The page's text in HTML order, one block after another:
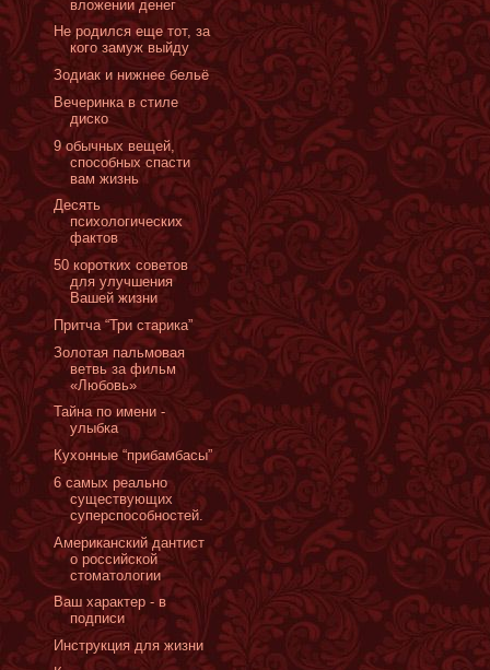
вложении денег
Не родился еще тот, за
кого замуж выйду
Зодиак и нижнее бельё
Вечеринка в стиле
диско
9 обычных вещей,
способных спасти
вам жизнь
Десять
психологических
фактов
50 коротких советов
для улучшения
Вашей жизни
Притча “Три старика”
Золотая пальмовая
ветвь за фильм
«Любовь»
Тайна по имени -
улыбка
Кухонные “прибамбасы”
6 самых реально
существующих
суперспособностей.
Американский дантист
о российской
стоматологии
Ваш характер - в
подписи
Инструкция для жизни